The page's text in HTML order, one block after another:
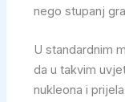
nego stupanj
U standardnim
da u takvim
nukleona i